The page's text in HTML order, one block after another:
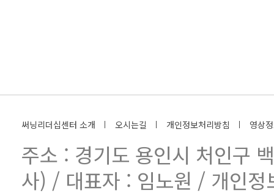
써닝리더십센터 소개 오시는길 개인정보처리방침 영상
주소 : 경기도 용인시 처인구
사) / 대표자 : 임노원 / 개인정